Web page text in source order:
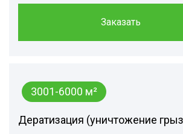
Заказать
3001-6000 м²
Дератизация (уничтожение